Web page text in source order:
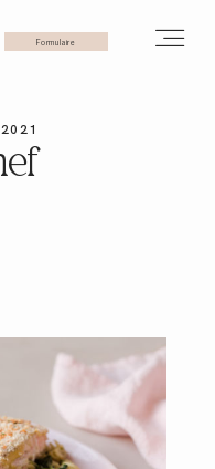
Formulaire